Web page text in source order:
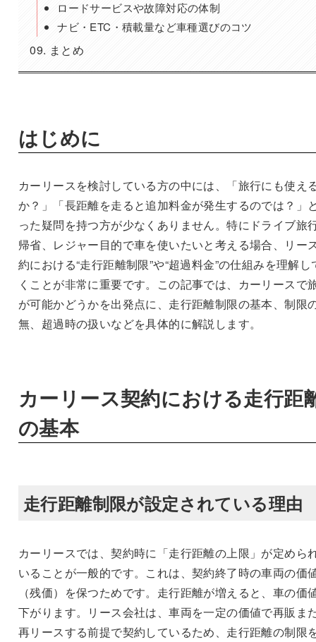
ロードサービスや故障対応の体制
ナビ・ETC・積載量など車種選びのコツ
まとめ
はじめに
カーリースを検討している方の中には、「旅行にも使え
か？」「長距離を走ると追加料金が発生するのでは？」
った疑問を持つ方が少なくありません。特にドライブ旅
帰省、レジャー目的で車を使いたいと考える場合、リー
約における“走行距離制限”や“超過料金”の仕組みを理解し
くことが非常に重要です。この記事では、カーリースで
が可能かどうかを出発点に、走行距離制限の基本、制限
無、超過時の扱いなどを具体的に解説します。
カーリース契約における走行距
の基本
走行距離制限が設定されている理由
カーリースでは、契約時に「走行距離の上限」が定めら
いることが一般的です。これは、契約終了時の車両の価
（残価）を保つためです。走行距離が増えると、車の価
下がります。リース会社は、車両を一定の価値で再販ま
再リースする前提で契約しているため、走行距離の制限